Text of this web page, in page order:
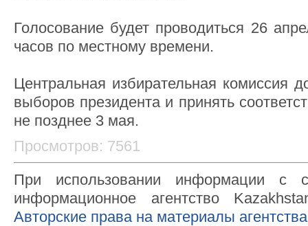
Голосование будет проводиться 26
часов по местному времени.
Центральная избирательная комиссия
выборов президента и принять
не позднее 3 мая.
Просмотров: 7561
При использовании информации с
информационное агентство
Авторские права на материалы